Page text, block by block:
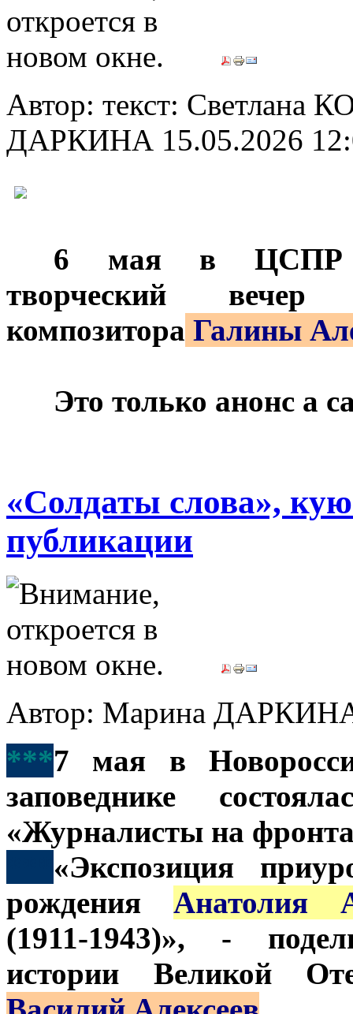
Автор: текст: Светлана
ДАРКИНА 15.05.2026
6 мая в ЦСПР
творческий вечер
композитора Галины
Это только анонс а
«Солдаты слова»,
публикации
Автор: Марина
***7 мая в
заповеднике
«Журналисты на
«Экспозиция
рождения Анатолия
(1911-1943)», -
истории Великой